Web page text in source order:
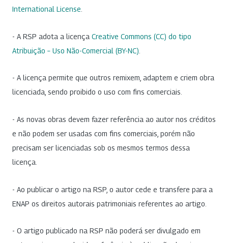
International License
- A RSP adota a licença Creative Commons (CC) do tipo
Atribuição – Uso Não-Comercial (BY-NC)
- A licença permite que outros remixem, adaptem e criem obra
licenciada, sendo proibido o uso com fins comerciais.
- As novas obras devem fazer referência ao autor nos créditos
e não podem ser usadas com fins comerciais, porém não
precisam ser licenciadas sob os mesmos termos dessa
licença.
- Ao publicar o artigo na RSP, o autor cede e transfere para a
ENAP os direitos autorais patrimoniais referentes ao artigo.
- O artigo publicado na RSP não poderá ser divulgado em